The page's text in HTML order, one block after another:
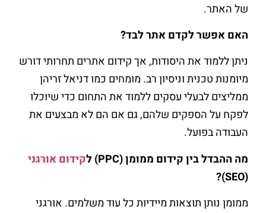
של האתר.
האם אפשר לקדם אתר לבד?
ניתן ללמוד את היסודות, אך קידום אתרים תחרותי דורש
מיומנות טכנית וניסיון רב. מומחים כמו דניאל זריהן
ממליצים לבעלי עסקים ללמוד את התחום כדי שיוכלו
לפקח על הספקים שלהם, גם אם הם לא מבצעים את
העבודה בפועל.
מה ההבדל בין קידום ממומן (PPC) ל
קידום אורגני
(SEO)?
ממומן נותן תוצאות מיידיות כל עוד משלמים. אורגני